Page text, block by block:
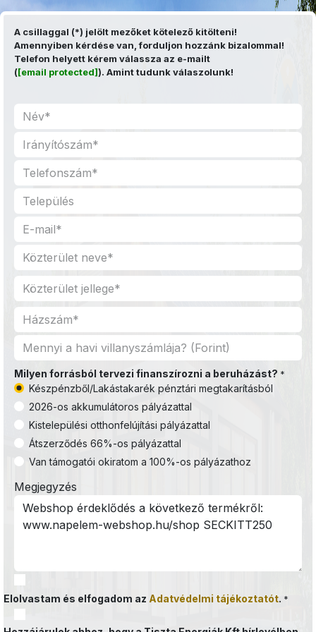
Kihagyás és továbblépés a tartalomhoz
A csillaggal (*) jelölt mezőket kötelező kitölteni!
Amennyiben kérdése van, forduljon hozzánk bizalommal!
Telefon helyett kérem válassza az e-mailt
([email protected]). Amint tudunk válaszolunk!
Milyen forrásból tervezi finanszírozni a beruházást? *
Készpénzből/Lakástakarék pénztári megtakarításból
2026-os akkumulátoros pályázattal
Kistelepülési otthonfelújítási pályázattal
Átszerződés 66%-os pályázattal
Van támogatói okiratom a 100%-os pályázathoz
Megjegyzés
Elolvastam és elfogadom az Adatvédelmi tájékoztatót. *